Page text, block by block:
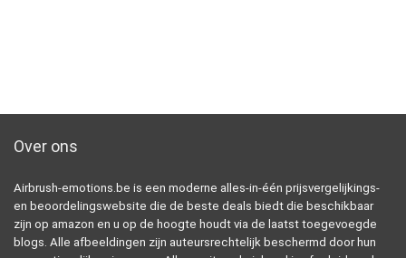
Over ons
Airbrush-emotions.be is een moderne alles-in-één prijsvergelijkings-
en beoordelingswebsite die de beste deals biedt die beschikbaar
zijn op amazon en u op de hoogte houdt via de laatst toegevoegde
blogs. Alle afbeeldingen zijn auteursrechtelijk beschermd door hun